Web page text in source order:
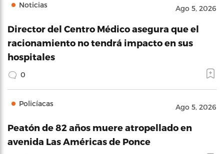
Noticias Ago 5, 2026
Director del Centro Médico asegura que el
racionamiento no tendrá impacto en sus
hospitales
0
Policíacas Ago 5, 2026
Peatón de 82 años muere atropellado en
avenida Las Américas de Ponce